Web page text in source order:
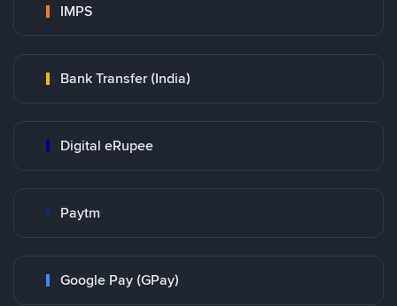
IMPS
Bank Transfer (India)
Digital eRupee
Paytm
Google Pay (GPay)